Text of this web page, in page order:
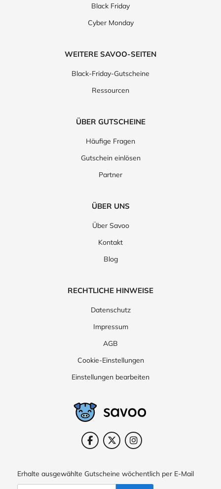
Black Friday
Cyber Monday
WEITERE SAVOO-SEITEN
Black-Friday-Gutscheine
Ressourcen
ÜBER GUTSCHEINE
Häufige Fragen
Gutschein einlösen
Partner
ÜBER UNS
Über Savoo
Kontakt
Blog
RECHTLICHE HINWEISE
Datenschutz
Impressum
AGB
Cookie-Einstellungen
Einstellungen bearbeiten
Erhalte ausgewählte Gutscheine wöchentlich per E-Mail